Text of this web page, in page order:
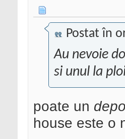
Postat în
Au nevoie
si unul la
poate un
house este o